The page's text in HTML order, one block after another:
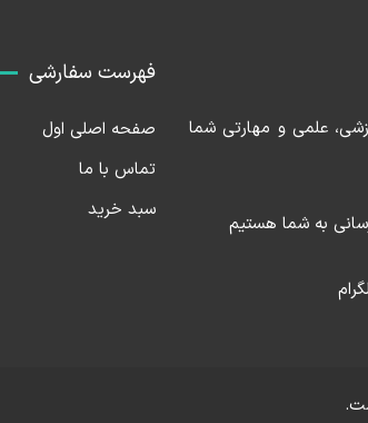
علمی و مهارتی شما
به شما هستیم
فهرست سفارشی
صفحه اصلی اول
تماس با ما
سبد خرید